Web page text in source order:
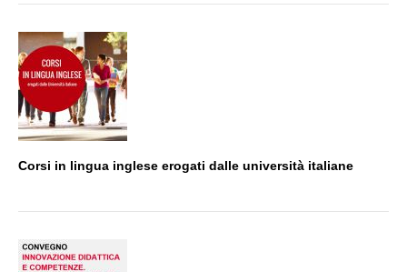
Corsi in lingua inglese erogati dalle università italiane